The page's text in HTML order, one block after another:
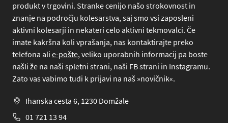
produkt v trgovini. Stranke cenijo našo strokovnost in
znanje na področju kolesarstva, saj smo vsi zaposleni
aktivni kolesarji in nekateri celo aktivni tekmovalci. Če
imate kakršna koli vprašanja, nas kontaktirajte preko
telefona ali e-pošte, veliko uporabnih informacij pa boste
našli že na naši spletni strani, naši FB strani in Instagramu.
Zato vas vabimo tudi k prijavi na naš »novičnik«.
Ihanska cesta 6, 1230 Domžale
01 721 13 94